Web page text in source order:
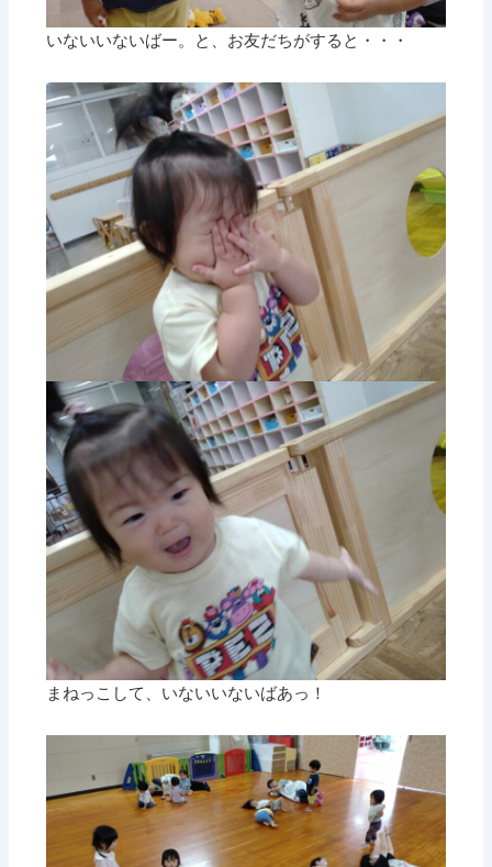
いないいないばー。と、お友だちがすると・・・
まねっこして、いないいないばあっ！